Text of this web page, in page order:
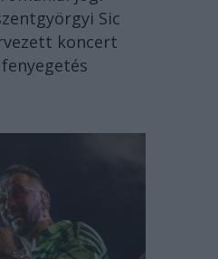
Sic
koncert